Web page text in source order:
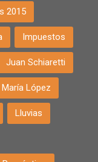
2015
Impuestos
Juan Schiaretti
López
Lluvias